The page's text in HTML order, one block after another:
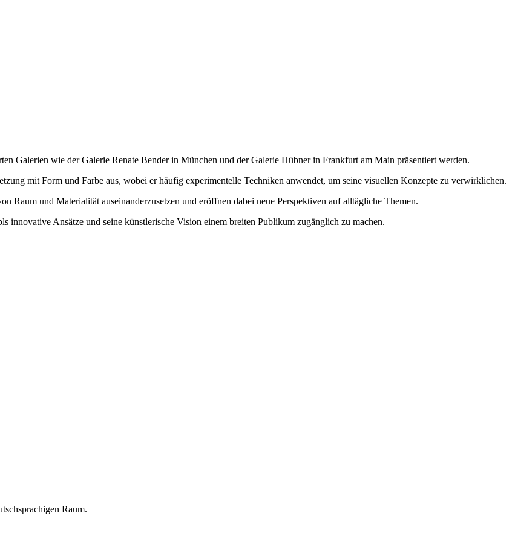
Galerien wie der Galerie Renate Bender in München und der Galerie Hübner in Frankfurt am Main präsentiert werden.
mit Form und Farbe aus, wobei er häufig experimentelle Techniken anwendet, um seine visuellen Konzepte zu verwirklichen.
Raum und Materialität auseinanderzusetzen und eröffnen dabei neue Perspektiven auf alltägliche Themen.
innovative Ansätze und seine künstlerische Vision einem breiten Publikum zugänglich zu machen.
Raum.